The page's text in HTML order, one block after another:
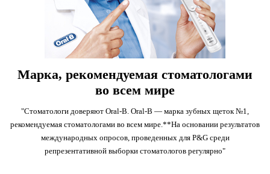
Марка, рекомендуемая стоматологами
во всем мире
"Стоматологи доверяют Oral-B. Oral-B — марка зубных щеток №1,
рекомендуемая стоматологами во всем мире.**На основании результатов
международных опросов, проведенных для P&G среди
репрезентативной выборки стоматологов регулярно"